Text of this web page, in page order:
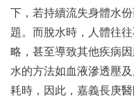
下，若持續流失身體水
題。而脫水時，人體往
略，甚至導致其他疾病
水的方法如血液滲透壓
耗時，因此，嘉義長庚